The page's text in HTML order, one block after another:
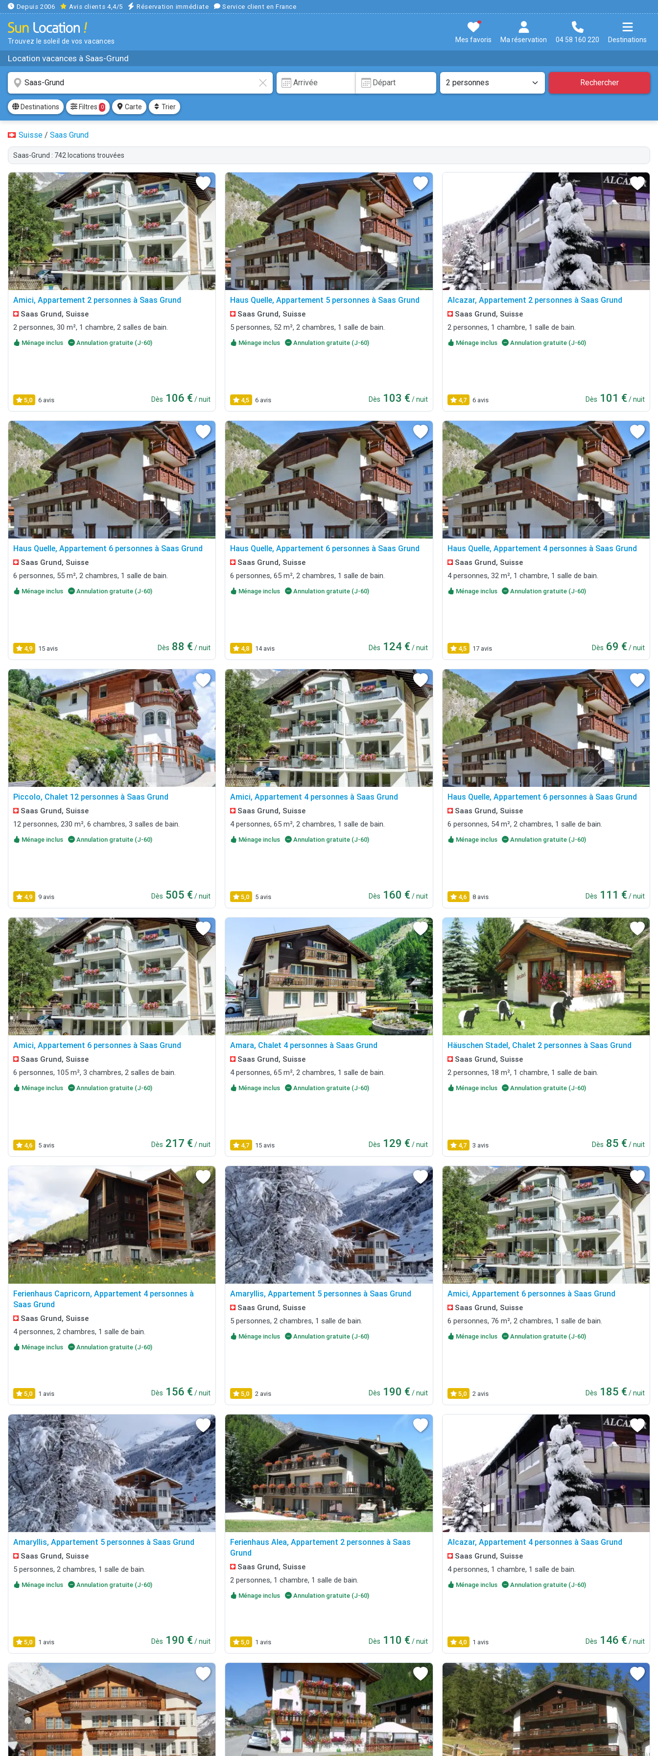
Depuis 2006 Avis clients 4,4/5 Réservation immédiate Service client en France
Trouvez le soleil de vos vacances Mes favoris Ma réservation 04 58 160 220 Destinations
Location vacances à Saas-Grund
Rechercher
Destinations Filtres 0 Carte Trier
Suisse / Saas Grund
Saas-Grund : 742 locations trouvées
Amici, Appartement 2 personnes à Saas Grund
Saas Grund, Suisse
2 personnes, 30 m², 1 chambre, 2 salles de bain.
Ménage inclus Annulation gratuite (J-60)
5,0 6 avis Dès 106 € / nuit
Haus Quelle, Appartement 5 personnes à Saas Grund
Saas Grund, Suisse
5 personnes, 52 m², 2 chambres, 1 salle de bain.
Ménage inclus Annulation gratuite (J-60)
4,5 6 avis Dès 103 € / nuit
Alcazar, Appartement 2 personnes à Saas Grund
Saas Grund, Suisse
2 personnes, 1 chambre, 1 salle de bain.
Ménage inclus Annulation gratuite (J-60)
4,7 6 avis Dès 101 € / nuit
Haus Quelle, Appartement 6 personnes à Saas Grund
Saas Grund, Suisse
6 personnes, 55 m², 2 chambres, 1 salle de bain.
Ménage inclus Annulation gratuite (J-60)
4,9 15 avis Dès 88 € / nuit
Haus Quelle, Appartement 6 personnes à Saas Grund
Saas Grund, Suisse
6 personnes, 65 m², 2 chambres, 1 salle de bain.
Ménage inclus Annulation gratuite (J-60)
4,8 14 avis Dès 124 € / nuit
Haus Quelle, Appartement 4 personnes à Saas Grund
Saas Grund, Suisse
4 personnes, 32 m², 1 chambre, 1 salle de bain.
Ménage inclus Annulation gratuite (J-60)
4,5 17 avis Dès 69 € / nuit
Piccolo, Chalet 12 personnes à Saas Grund
Saas Grund, Suisse
12 personnes, 230 m², 6 chambres, 3 salles de bain.
Ménage inclus Annulation gratuite (J-60)
4,9 9 avis Dès 505 € / nuit
Amici, Appartement 4 personnes à Saas Grund
Saas Grund, Suisse
4 personnes, 65 m², 2 chambres, 1 salle de bain.
Ménage inclus Annulation gratuite (J-60)
5,0 5 avis Dès 160 € / nuit
Haus Quelle, Appartement 6 personnes à Saas Grund
Saas Grund, Suisse
6 personnes, 54 m², 2 chambres, 1 salle de bain.
Ménage inclus Annulation gratuite (J-60)
4,6 8 avis Dès 111 € / nuit
Amici, Appartement 6 personnes à Saas Grund
Saas Grund, Suisse
6 personnes, 105 m², 3 chambres, 2 salles de bain.
Ménage inclus Annulation gratuite (J-60)
4,6 5 avis Dès 217 € / nuit
Amara, Chalet 4 personnes à Saas Grund
Saas Grund, Suisse
4 personnes, 65 m², 2 chambres, 1 salle de bain.
Ménage inclus Annulation gratuite (J-60)
4,7 15 avis Dès 129 € / nuit
Häuschen Stadel, Chalet 2 personnes à Saas Grund
Saas Grund, Suisse
2 personnes, 18 m², 1 chambre, 1 salle de bain.
Ménage inclus Annulation gratuite (J-60)
4,7 3 avis Dès 85 € / nuit
Ferienhaus Capricorn, Appartement 4 personnes à
Saas Grund
Saas Grund, Suisse
4 personnes, 2 chambres, 1 salle de bain.
Ménage inclus Annulation gratuite (J-60)
5,0 1 avis Dès 156 € / nuit
Amaryllis, Appartement 5 personnes à Saas Grund
Saas Grund, Suisse
5 personnes, 2 chambres, 1 salle de bain.
Ménage inclus Annulation gratuite (J-60)
5,0 2 avis Dès 190 € / nuit
Amici, Appartement 6 personnes à Saas Grund
Saas Grund, Suisse
6 personnes, 76 m², 2 chambres, 1 salle de bain.
Ménage inclus Annulation gratuite (J-60)
5,0 2 avis Dès 185 € / nuit
Amaryllis, Appartement 5 personnes à Saas Grund
Saas Grund, Suisse
5 personnes, 2 chambres, 1 salle de bain.
Ménage inclus Annulation gratuite (J-60)
5,0 1 avis Dès 190 € / nuit
Ferienhaus Alea, Appartement 2 personnes à Saas
Grund
Saas Grund, Suisse
2 personnes, 1 chambre, 1 salle de bain.
Ménage inclus Annulation gratuite (J-60)
5,0 1 avis Dès 110 € / nuit
Alcazar, Appartement 4 personnes à Saas Grund
Saas Grund, Suisse
4 personnes, 1 chambre, 1 salle de bain.
Ménage inclus Annulation gratuite (J-60)
4,0 1 avis Dès 146 € / nuit